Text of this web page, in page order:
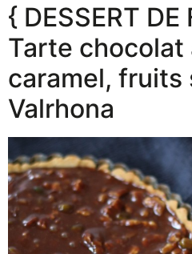
{ DESSERT DE
Tarte chocolat
caramel, fruits
Valrhona